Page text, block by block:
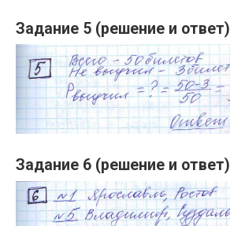
Задание 5 (решение и ответ)
Задание 6 (решение и ответ)